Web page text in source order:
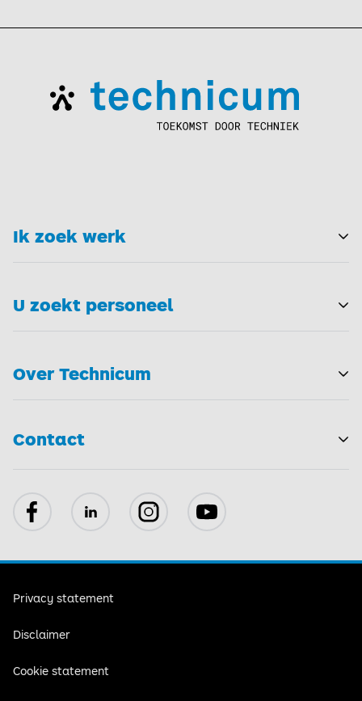
Ik zoek werk
U zoekt personeel
Over Technicum
Contact
FacebookLinkedIn InstagramYouTube
Privacy statement
Disclaimer
Cookie statement